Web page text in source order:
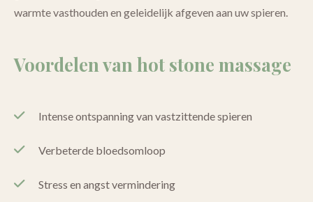
warmte vasthouden en geleidelijk afgeven aan uw spieren.
Voordelen van hot stone massage
Intense ontspanning van vastzittende spieren
Verbeterde bloedsomloop
Stress en angst vermindering